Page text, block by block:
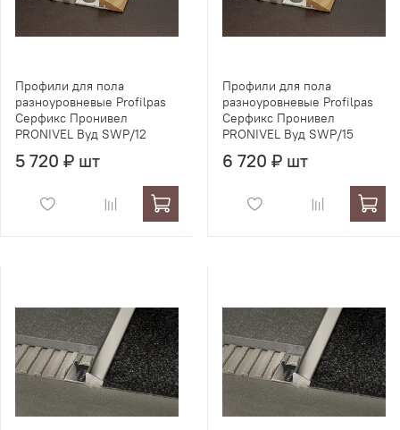
Профили для пола
разноуровневые Profilpas
Серфикс Пронивел
PRONIVEL Вуд SWP/12
5 720 ₽ шт
Профили для пола
разноуровневые Profilpas
Серфикс Пронивел
PRONIVEL Вуд SWP/15
6 720 ₽ шт